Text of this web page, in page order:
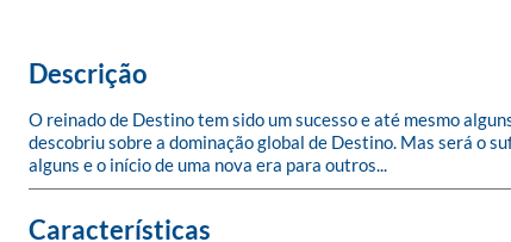
Descrição
O reinado de Destino tem sido um sucesso e até mesmo
descobriu sobre a dominação global de Destino. Mas será o
alguns e o início de uma nova era para outros...